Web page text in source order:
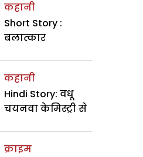
कहानी
Short Story :
बलात्कार
कहानी
Hindi Story: वधू
चयनवा केमिस्ट्री से
क्राइम